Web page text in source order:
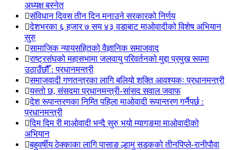
अध्यक्ष बस्नेत
संविधान दिवस तीन दिन मनाउने सरकारको निर्णय
देशभरका ६ हजार ७ सय ४३ वडाबाट माओवादीको विशेष अभियान
सुरु
सामाजिक न्यायसहितको वैज्ञानिक समाजवाद
राष्ट्रसंघको महासभामा जलवायु परिवर्तनको मुद्दा प्रमुख रूपमा
उठाउँछौँ : प्रधानमन्त्री
समाजवादी गणतन्त्रका लागि बलियो शक्ति आवश्यकः प्रधानमन्त्री
यस्तो छ, संसदमा प्रधानमन्त्री-सांसद सवाल जवाफ
देश रूपान्तरणका निम्ति पहिला माओवादी रूपान्तरण गर्नैपर्छ :
प्रधानमन्त्री
दिम दिम री माओवादी भन्दै सुरु भयो म्यागङमा माओवादीको
अभियान
बहुवर्षीय ठेक्काका लागि पासाङ ल्हामु सडकको तीनपिप्ले-रानीपौवा